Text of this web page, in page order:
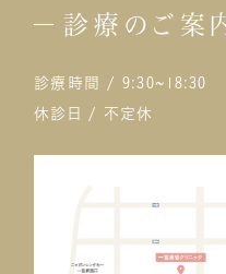
診療のご案
診療時間 / 9:30~18:30
休診日 / 不定休